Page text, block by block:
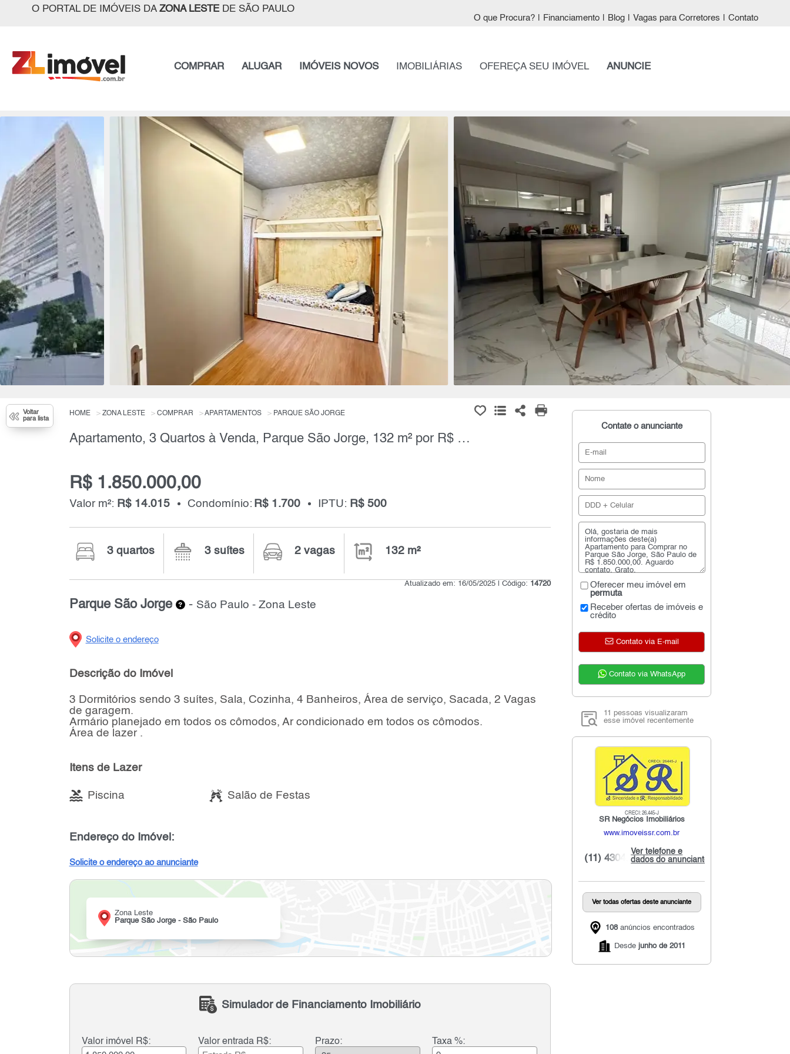
O PORTAL DE IMÓVEIS DA ZONA LESTEDE SÃO PAULO
O que Procura? Financiamento Blog Vagas para Corretores Contato
COMPRAR ALUGAR IMÓVEIS NOVOS IMOBILIÁRIAS OFEREÇA SEU IMÓVEL ANUNCIE
Voltar
para lista
HOME ZONA LESTE COMPRAR APARTAMENTOS PARQUE SÃO JORGE
Apartamento, 3 Quartos à Venda, Parque São Jorge, 132 m² por R$ 1.850.000,00
R$ 1.850.000,00
Valor m²: R$ 14.015 Condomínio: R$ 1.700 IPTU: R$ 500
3 quartos 3 suítes 2 vagas 132 m²
Atualizado em: 16/05/2025 | Código: 14720
Parque São Jorge - São Paulo - Zona Leste
Solicite o endereço
Descrição do Imóvel
3 Dormitórios sendo 3 suítes, Sala, Cozinha, 4 Banheiros, Área de serviço, Sacada, 2 Vagas
de garagem.
Armário planejado em todos os cômodos, Ar condicionado em todos os cômodos.
Área de lazer .
Itens de Lazer
Piscina Salão de Festas
Endereço do Imóvel:
Solicite o endereço ao anunciante
Zona Leste
Parque São Jorge - São Paulo
Simulador de Financiamento Imobiliário
Valor imóvel R$: Valor entrada R$: Prazo: Taxa %:
Contate o anunciante
Oferecer meu imóvel em
permuta
Receber ofertas de imóveis e
crédito
Contato via E-mail
Contato via WhatsApp
11 pessoas visualizaram
esse imóvel recentemente
CRECI: 26.445-J
SR Negócios Imobiliários
www.imoveissr.com.br
Ver telefone e
dados do anunciante
(11) 4304...
Ver todas ofertas deste anunciante
108anúncios encontrados
Desde junho de 2011